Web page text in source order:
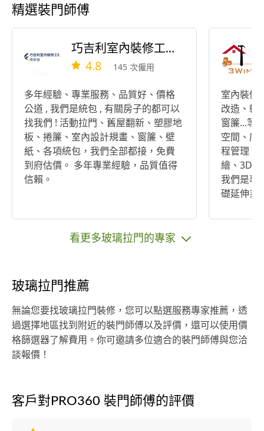
精選裝門師傅
巧吉利室內裝修工程行/陳家進
4.8 145 次僱用
多年經驗、專業服務、品質好、價格
公道 , 我們是統包 , 有關房子的都可以
找我們 ! 活動拉門、舊屋翻新、塑膠地
板、捲簾、室內設計規畫、窗簾、壁
紙、各項統包，我們全部都接，免費
到府估價。 多年專業經驗，品質值得
信賴。
室內裝修
改造、輕
窗簾...等
空間、店
程管理、
繪、3D
我們是專
礎延伸系
與客戶對
看更多玻璃拉門的專家
玻璃拉門推薦
無論您要找玻璃拉門裝修，您可以點選服務專家推薦，透
過選擇地區找到附近的裝門師傅以及評價，還可以使用價
格篩選器了解費用。你可邀請多位適合的裝門師傅與您洽
談報價！
客戶對PRO360 裝門師傅的評價